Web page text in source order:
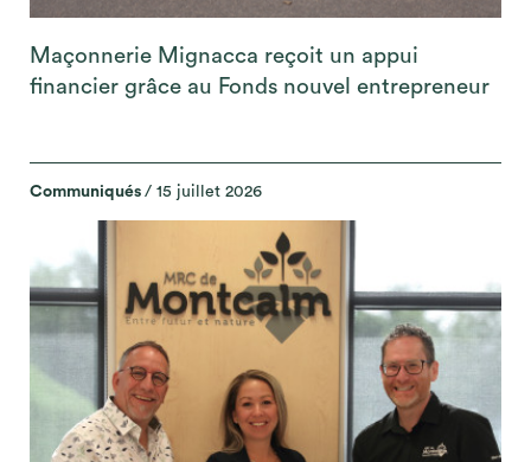
Maçonnerie Mignacca reçoit un appui
financier grâce au Fonds nouvel entrepreneur
Communiqués/ 15 juillet 2026